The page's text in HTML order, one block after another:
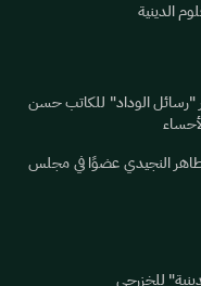
الدينية
"رسائل الوداد" للكاتب حسن
النجيدي عضوًا في مجلس
للخزرجي